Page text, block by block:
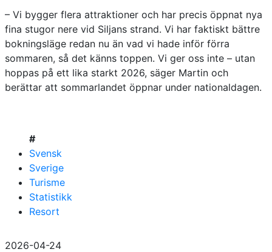
– Vi bygger flera attraktioner och har precis öppnat nya
fina stugor nere vid Siljans strand. Vi har faktiskt bättre
bokningsläge redan nu än vad vi hade inför förra
sommaren, så det känns toppen. Vi ger oss inte – utan
hoppas på ett lika starkt 2026, säger Martin och
berättar att sommarlandet öppnar under nationaldagen.
#
Svensk
Sverige
Turisme
Statistikk
Resort
2026-04-24